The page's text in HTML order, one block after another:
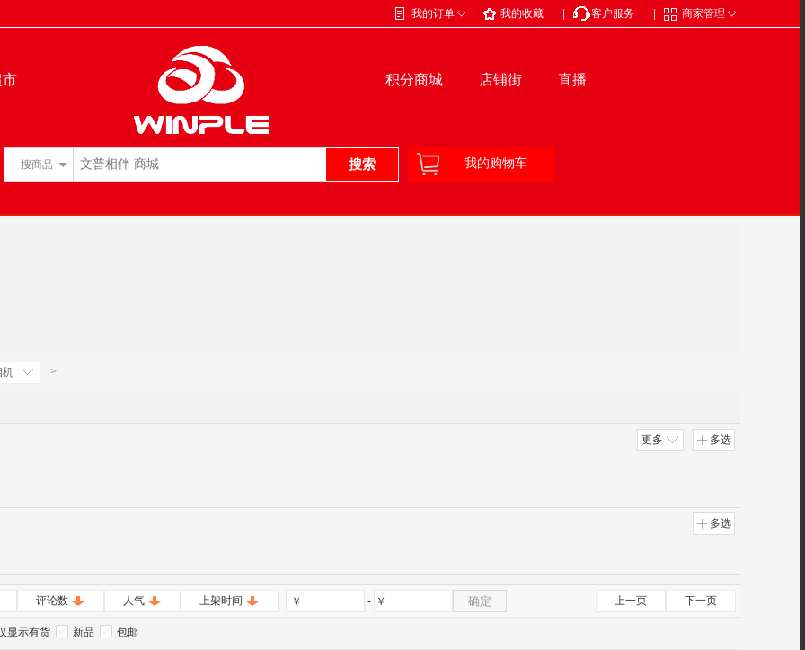
我的订单 ◇ 我的收藏 客户服务 商家管理 ◇
市 积分商城 店铺街 直播
搜商品 搜索 我的购物车
机 >
更多 多选
多选
评论数 人气 上架时间 ￥ ￥
- 确定 上一页 下一页
显示有货 新品 包邮